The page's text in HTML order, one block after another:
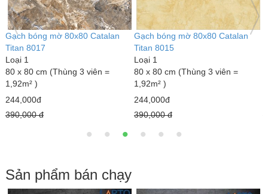
Gạch bóng mờ 80x80 Catalan
Titan 8017
Loại 1
80 x 80 cm (Thùng 3 viên =
1,92m² )
244,000đ
390,000 đ
Gạch bóng mờ 80x80 Catalan
Titan 8015
Loại 1
80 x 80 cm (Thùng 3 viên =
1,92m² )
244,000đ
390,000 đ
Sản phẩm bán chạy